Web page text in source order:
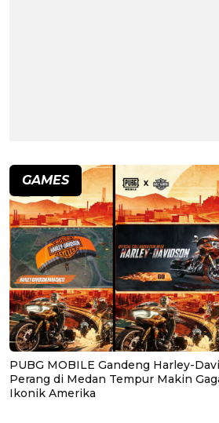
GAMES
PUBG MOBILE Gandeng Harley-
Perang di Medan Tempur Makin
Ikonik Amerika